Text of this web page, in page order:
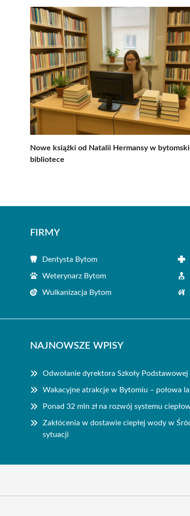
Nowe książki od Natalii Hermansy w
bibliotece
FIRMY
Dentysta Bytom
Weterynarz Bytom
Wulkanizacja Bytom
NAJNOWSZE WPISY
Odwołanie dyrektora Szkoły
Wakacyjne atrakcje w Bytomiu – połowa
Ponad 32 mln zł na rozwój systemu
Zakłócenia w dostawie ciepłej wody w
sytuacji